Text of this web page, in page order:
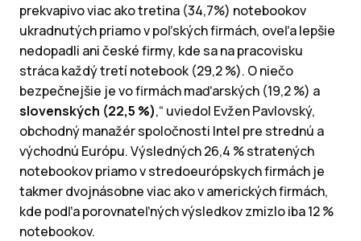
prekvapivo viac ako tretina (34,7%) notebookov
ukradnutých priamo v poľských firmách, oveľa lepšie
nedopadli ani české firmy, kde sa na pracovisku
stráca každý tretí notebook (29,2 %). O niečo
bezpečnejšie je vo firmách maďarských (19,2 %) a
slovenských (22,5 %),“ uviedol Evžen Pavlovský,
obchodný manažér spoločnosti Intel pre strednú a
východnú Európu. Výsledných 26,4 % stratených
notebookov priamo v stredoeurópskych firmách je
takmer dvojnásobne viac ako v amerických firmách,
kde podľa porovnateľných výsledkov zmizlo iba 12 %
notebookov.